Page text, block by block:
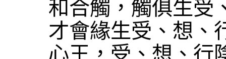
和合觸，觸俱生受
才會緣生受、想、
心王，受、想、行